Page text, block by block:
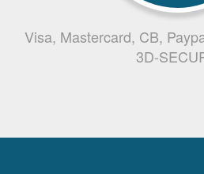
Visa, Mastercard, CB,
3D-